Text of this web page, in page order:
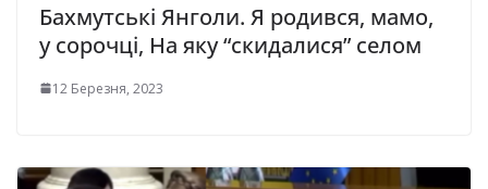
Бахмутські Янголи. Я родився, мамо,
у сорочці, На яку “скидалися” селом
12 Березня, 2023